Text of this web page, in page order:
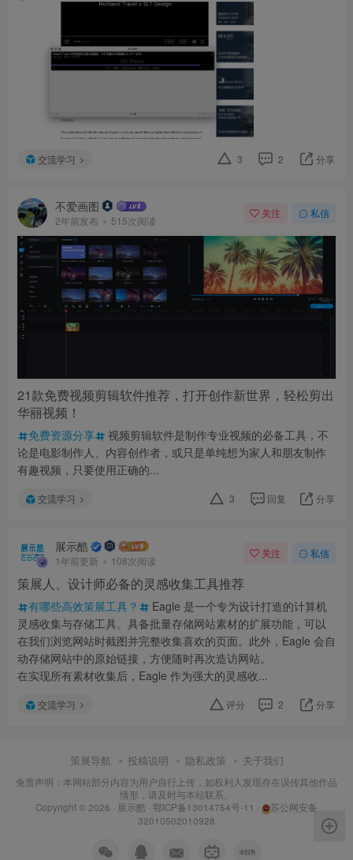
交流学习 3 2 分享
不爱画图
2年前发布 515次阅读
关注 私信
21款免费视频剪辑软件推荐，打开创作新世界，轻松剪出
华丽视频！
免费资源分享
视频剪辑软件是制作专业视频的必备工具，不
论是电影制作人、内容创作者，或只是单纯想为家人和朋友制作
有趣视频，只要使用正确的...
交流学习 3 回复 分享
展示酷
1年前更新 108次阅读
关注 私信
策展人、设计师必备的灵感收集工具推荐
有哪些高效策展工具？
Eagle 是一个专为设计打造的计算机
灵感收集与存储工具。具备批量存储网站素材的扩展功能，可以
在我们浏览网站时截图并完整收集喜欢的页面。此外，Eagle 会自
动存储网站中的原始链接，方便随时再次造访网站。
在实现所有素材收集后，Eagle 作为强大的灵感收...
交流学习 评分 2 分享
策展导航 投稿说明 隐私政策 关于我们
免责声明：本网站部分内容为用户自行上传，如权利人发现存在误传其他作品
情形，请及时与本站联系。
Copyright © 2026 · 展示酷 · 鄂ICP备13014754号-11 ·
苏公网安备
32010502010928